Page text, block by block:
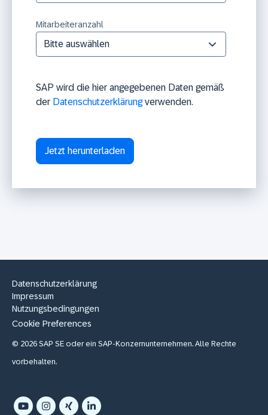
Mitarbeiteranzahl
SAP wird die hier angegebenen Daten gemäß
der Datenschutzerklärungverwenden.
Datenschutzerklärung
Impressum
Nutzungsbedingungen
Cookie Preferences
© 2026 SAP SE oder ein SAP-Konzernunternehmen. Alle Rechte
vorbehalten.